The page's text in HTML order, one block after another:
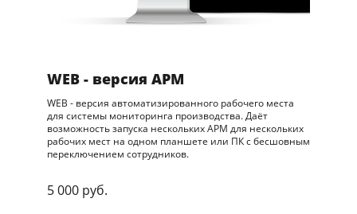
WEB - версия АРМ
WEB - версия автоматизированного рабочего места
для системы мониторинга производства. Даёт
возможность запуска нескольких АРМ для нескольких
рабочих мест на одном планшете или ПК с бесшовным
переключением сотрудников.
5 000 руб.